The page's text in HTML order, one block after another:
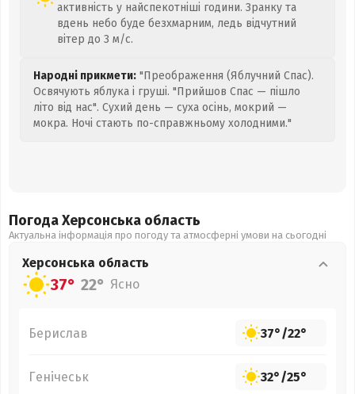
активність у найспекотніші години. Зранку та
вдень небо буде безхмарним, ледь відчутний
вітер до 3 м/с.
Народні прикмети: "Преображення (Яблучний Спас).
Освячують яблука і груші. "Прийшов Спас — пішло
літо від нас". Сухий день — суха осінь, мокрий —
мокра. Ночі стають по-справжньому холодними."
Погода Херсонська область
Актуальна інформація про погоду та атмосферні умови на сьогодні
Херсонська область
37° 22° Ясно
Берислав 37°/22°
Генічеськ 32°/25°